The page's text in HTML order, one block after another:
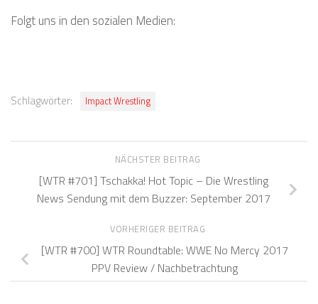
Folgt uns in den sozialen Medien:
Schlagwörter: Impact Wrestling
NÄCHSTER BEITRAG
[WTR #701] Tschakka! Hot Topic – Die Wrestling
News Sendung mit dem Buzzer: September 2017
VORHERIGER BEITRAG
[WTR #700] WTR Roundtable: WWE No Mercy 2017
PPV Review / Nachbetrachtung